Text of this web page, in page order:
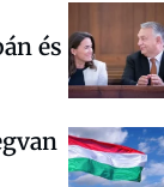
és